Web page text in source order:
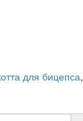
для бицепса,